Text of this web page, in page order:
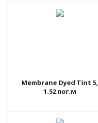
Membrane Dyed Tint 5,
1.52 пог.м